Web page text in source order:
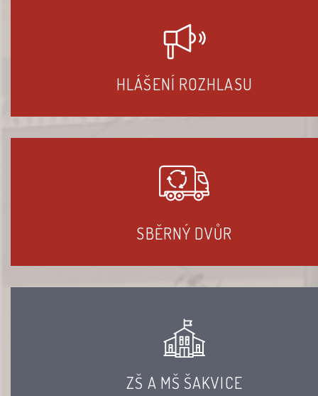
HLÁŠENÍ ROZHLASU
SBĚRNÝ DVŮR
ZŠ A MŠ ŠAKVICE